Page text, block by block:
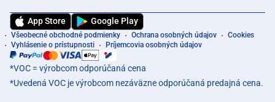
App Store Google Play
Všeobecné obchodné podmienky Ochrana osobných údajov
Cookies
Vyhlásenie o prístupnosti
Príjemcovia osobných údajov
*VOC = výrobcom odporúčaná cena
*Uvedená VOC je výrobcom nezáväzne odporúčaná predajná cena.